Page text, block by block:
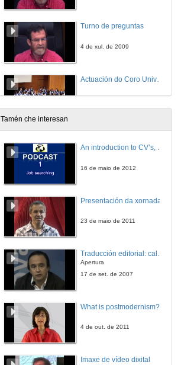
Turno de preguntas
4 de xul. de 2009
Peche do Congreso
4 de xul. de 2009
Tamén che interesan
An introduction to CV’s, letters, and job searching
16 de maio de 2012
Presentación da xornada
23 de maio de 2011
Traducción editorial: calidade e xestión de proxectos
Apertura
17 de set. de 2007
What is postmodernism?
4 de out. de 2011
Imaxe de vídeo dixital